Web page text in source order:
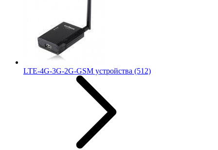
LTE-4G-3G-2G-GSM устройства (512)